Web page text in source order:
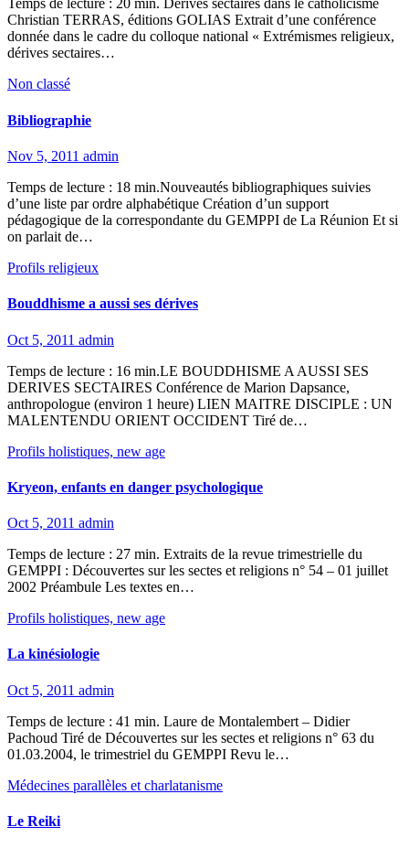
Temps de lecture : 20 min. Dérives sectaires dans le catholicisme
Christian TERRAS, éditions GOLIAS Extrait d’une conférence
donnée dans le cadre du colloque national « Extrémismes religieux,
dérives sectaires…
Non classé
Bibliographie
Nov 5, 2011 admin
Temps de lecture : 18 min.Nouveautés bibliographiques suivies
d’une liste par ordre alphabétique Création d’un support
pédagogique de la correspondante du GEMPPI de La Réunion Et si
on parlait de…
Profils religieux
Bouddhisme a aussi ses dérives
Oct 5, 2011 admin
Temps de lecture : 16 min.LE BOUDDHISME A AUSSI SES
DERIVES SECTAIRES Conférence de Marion Dapsance,
anthropologue (environ 1 heure) LIEN MAITRE DISCIPLE : UN
MALENTENDU ORIENT OCCIDENT Tiré de…
Profils holistiques, new age
Kryeon, enfants en danger psychologique
Oct 5, 2011 admin
Temps de lecture : 27 min. Extraits de la revue trimestrielle du
GEMPPI : Découvertes sur les sectes et religions n° 54 – 01 juillet
2002 Préambule Les textes en…
Profils holistiques, new age
La kinésiologie
Oct 5, 2011 admin
Temps de lecture : 41 min. Laure de Montalembert – Didier
Pachoud Tiré de Découvertes sur les sectes et religions n° 63 du
01.03.2004, le trimestriel du GEMPPI Revu le…
Médecines parallèles et charlatanisme
Le Reiki